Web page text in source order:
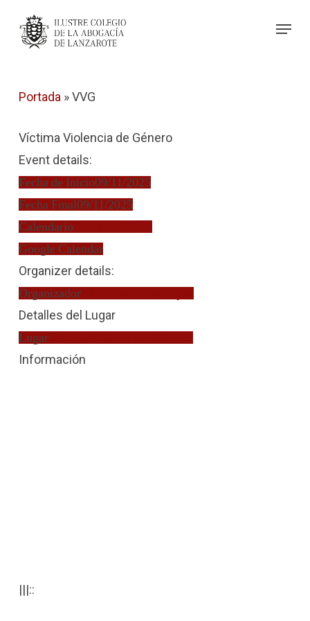
Menu
Portada »VVG
Víctima Violencia de Género
Event details:
Fecha de Inicio09/11/2025
Fecha Final09/11/2025
Calendario
Google Calendar
Organizer details:
OrganizadorSilvia González López
Detalles del Lugar
LugarVíctima Violencia de Género
Información
|||::